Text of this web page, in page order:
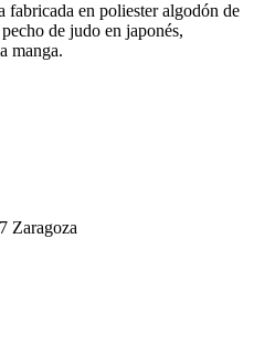
fabricada en poliester algodón de
de judo en japonés,
manga.
Zaragoza